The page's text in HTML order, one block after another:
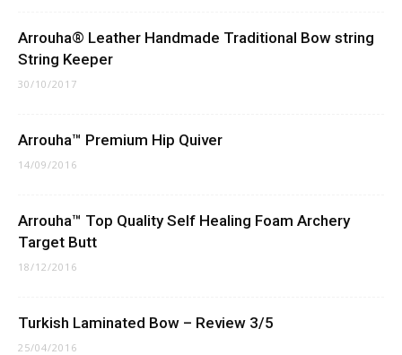
Arrouha® Leather Handmade Traditional Bow string
String Keeper
30/10/2017
Arrouha™ Premium Hip Quiver
14/09/2016
Arrouha™ Top Quality Self Healing Foam Archery
Target Butt
18/12/2016
Turkish Laminated Bow – Review 3/5
25/04/2016